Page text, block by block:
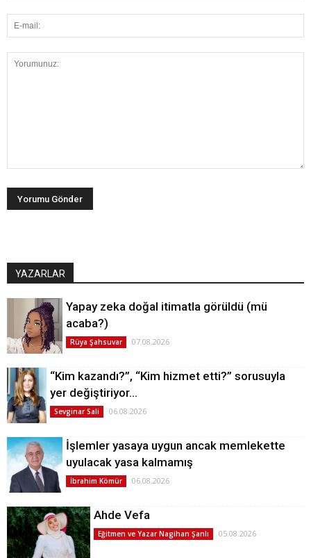
YAZARLAR
Yapay zeka doğal itimatla görüldü (mü
acaba?)
Rüya Şahsuvar 07.08.2026
“Kim kazandı?”, “Kim hizmet etti?” sorusuyla
yer değiştiriyor…
Sevginar Sali 06.08.2026
İşlemler yasaya uygun ancak memlekette
uyulacak yasa kalmamış
İbrahim Kömür 06.08.2026
Ahde Vefa
Eğitmen ve Yazar Nagihan Şanlı 05.08.2026